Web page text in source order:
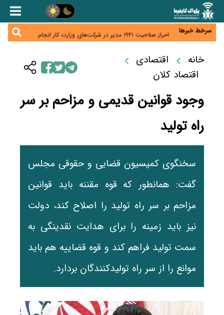
سرخط خبرها
هشدار درباره کاهش عرضه مسکن اجاره‌ای؛ دولت
رسانه تخصصی باید مطالبه‌گری، دقت و استقلال را
احراز صلاحیت ۱۹۴۱ مدیر در شرکت‌های وزارت کار انجام
نشده است؛ شایسته‌سالاری زیر فشار؟
به چه قیمتی؟
موبایل گران می‌شود؟ هزینه واردات ۱۰ برابر شد، ثبت
سفارش همچنان متوقف است
خانه
اقتصادی
اقتصاد کلان
وجود قوانین قدیمی و مزاحم بر سر
راه تولید
سخنگوی کمیسیون قضایی و حقوقی مجلس
گفت: همانطور که قوه مقننه باید قوانین
مزاحم بر سر راه تولید را اصلاح کند، دولت
نیز باید زمینه را برای هدایت نقدینگی به
سمت تولید فراهم کند و قوه قضاییه هم باید
موانع را از سر راه تولیدکنندگان بردارد.